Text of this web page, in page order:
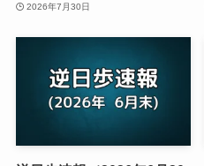
2026年7月30日